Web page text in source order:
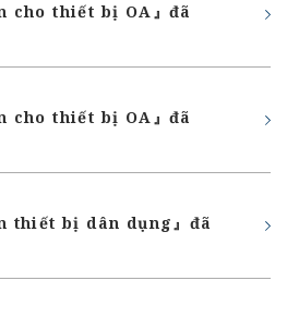
cho thiết bị OA』đã
cho thiết bị OA』đã
thiết bị dân dụng』đã